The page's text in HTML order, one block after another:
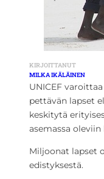
KIRJOITTANUT
MILKA IKÄLÄINEN
UNICEF
pettävän lapset
keskitytä
asemassa oleviin
Miljoonat lapset
edistyksestä.